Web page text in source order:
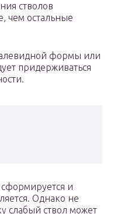
стволов
чем остальные
формы или
придерживаться
сформируется и
Однако не
слабый ствол может